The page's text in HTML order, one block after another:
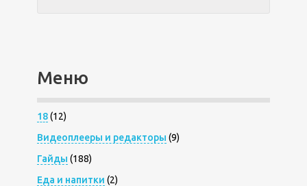
Меню
18(12)
Видеоплееры и редакторы (9)
Гайды (188)
Еда и напитки (2)